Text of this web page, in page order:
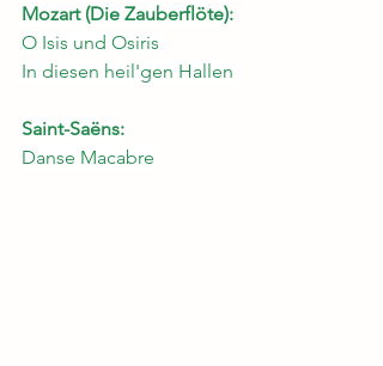
Mozart (Die Zauberflöte):
O Isis und Osiris
In diesen heil'gen Hallen
Saint-Saëns:
Danse Macabre